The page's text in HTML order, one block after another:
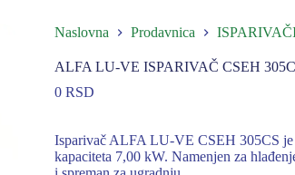
Naslovna Prodavnica
ALFA LU-VE ISPARIVAČ CSEH
0 RSD
Isparivač ALFA LU-VE CSEH 305CS je
kapaciteta 7,00 kW. Namenjen za